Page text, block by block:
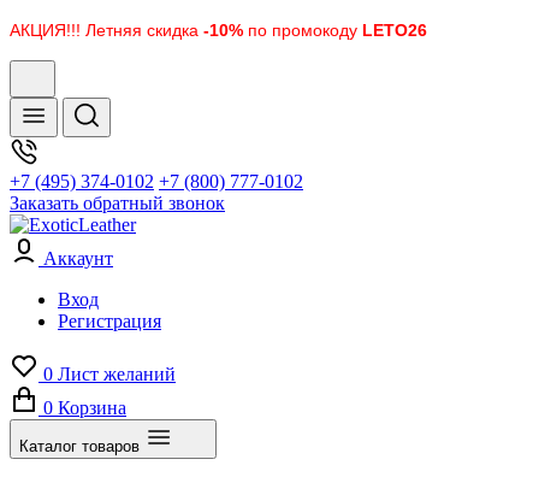
АКЦИЯ!!! Летняя скидка -10% по промокоду LETO26
+7 (495) 374-0102 +7 (800) 777-0102
Заказать обратный звонок
Аккаунт
Вход
Регистрация
0 Лист желаний
0 Корзина
Каталог товаров